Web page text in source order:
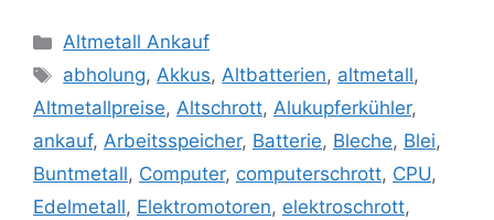
Kategorien
Altmetall Ankauf
Schlagwörter
abholung,Akkus,Altbatterien, altmetall,
Altmetallpreise, Altschrott, Alukupferkühler,
ankauf, Arbeitsspeicher, Batterie, Bleche, Blei,
Buntmetall, Computer, computerschrott, CPU,
Edelmetall, Elektromotoren, elektroschrott,